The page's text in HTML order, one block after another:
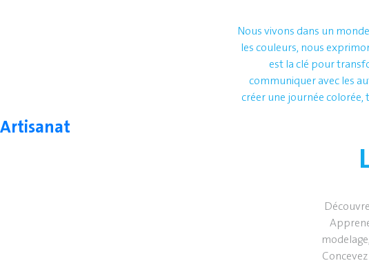
Nous vivons dans un
les couleurs, nous
est la clé pour
communiquer avec les
créer une journée
Artisanat